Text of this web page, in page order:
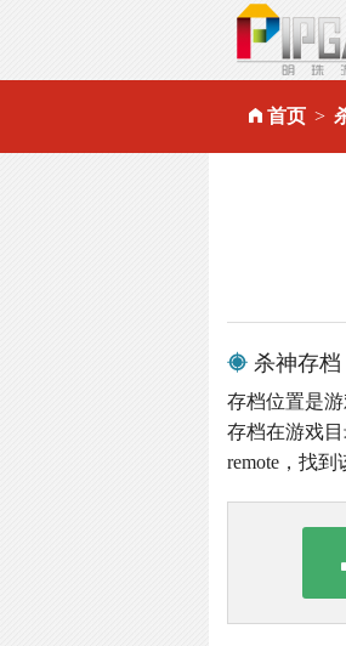
首页
杀神存档
存档位置是
存档在游戏
remote，找